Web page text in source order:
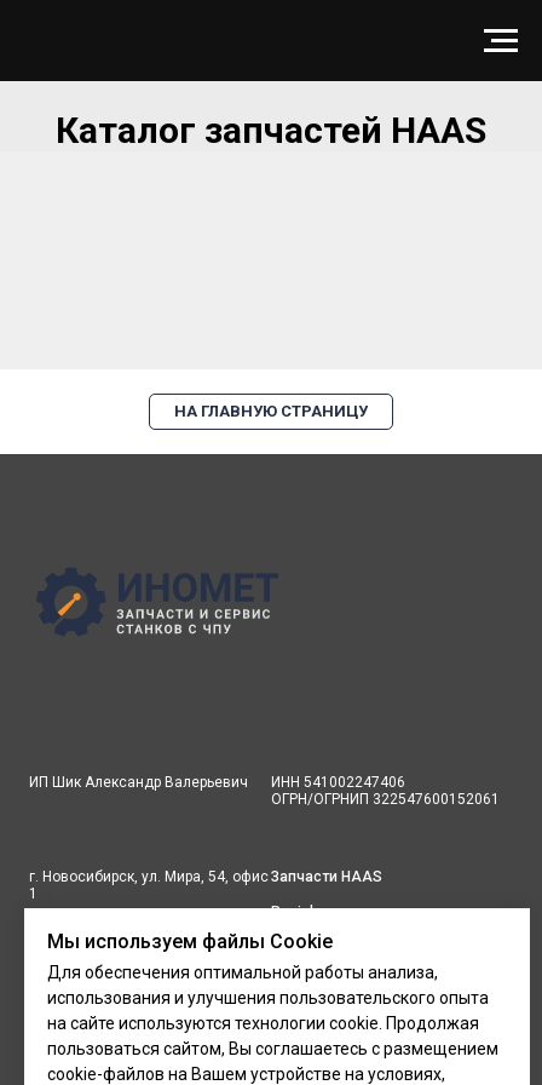
Каталог запчастей HAAS
НА ГЛАВНУЮ СТРАНИЦУ
ИП Шик Александр Валерьевич
ИНН 541002247406
ОГРН/ОГРНИП 322547600152061
г. Новосибирск, ул. Мира, 54, офис
1
Email:inomet@mail.ru
Запчасти HAAS
Renishaw
Marposs
Услуги
Политика конфиденциальности
Мы используем файлы Cookie
Для обеспечения оптимальной работы анализа,
использования и улучшения пользовательского опыта
на сайте используются технологии cookie. Продолжая
пользоваться сайтом, Вы соглашаетесь с размещением
cookie-файлов на Вашем устройстве на условиях,